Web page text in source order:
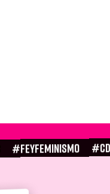
#FEYFEMINISMO